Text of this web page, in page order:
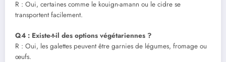
R : Oui, certaines comme le kouign-amann ou le cidre se
transportent facilement.
Q4 : Existe-t-il des options végétariennes ?
R : Oui, les galettes peuvent être garnies de légumes, fromage ou
œufs.